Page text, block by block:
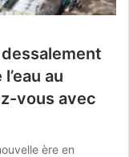
au
vous avec
ère en